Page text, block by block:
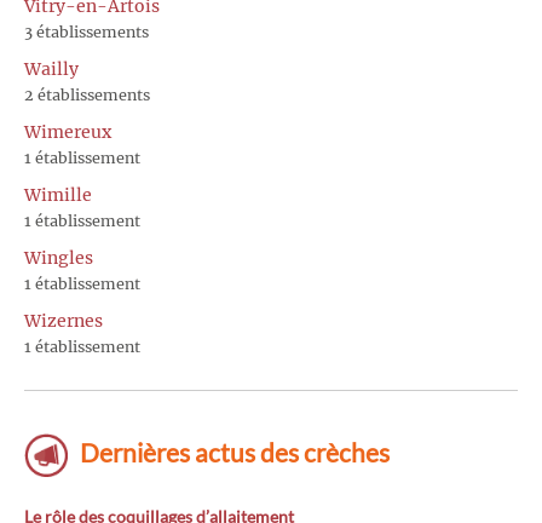
Vitry-en-Artois
3 établissements
Wailly
2 établissements
Wimereux
1 établissement
Wimille
1 établissement
Wingles
1 établissement
Wizernes
1 établissement
Dernières actus des crèches
Le rôle des coquillages d’allaitement